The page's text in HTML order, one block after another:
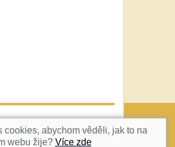
NAHORU
cookies, abychom věděli, jak to na
webu žije? Více zde